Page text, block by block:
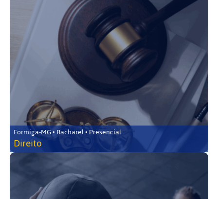
Formiga-MG • Bacharel • Presencial
Direito